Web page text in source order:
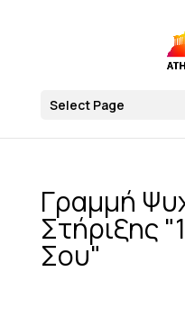
Select Page
Γραμμή
Στήριξης
Σου"